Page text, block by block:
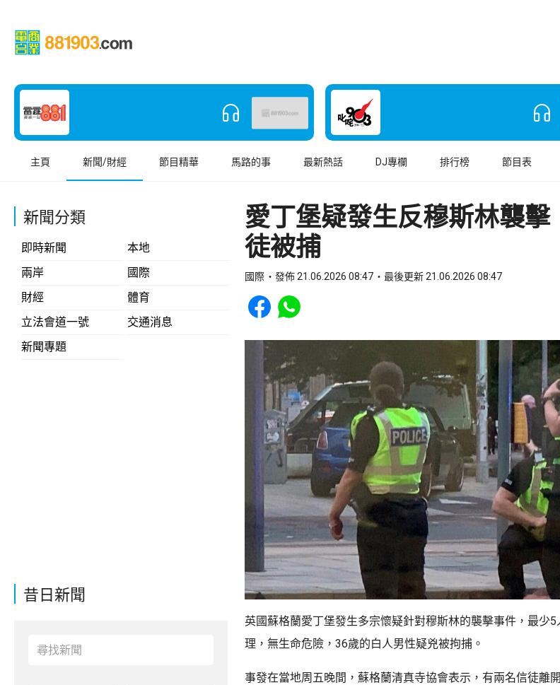
主頁 新聞/財經 節目精華 馬路的事 最新熱話 DJ專欄 排行榜 節目表
新聞分類
即時新聞
本地
兩岸
國際
財經
體育
立法會道一號
交通消息
新聞專題
昔日新聞
愛丁堡疑發生反穆斯林襲
徒被捕
國際 發佈 21.06.2026 08:47 最後更新 21.06.2026 08:47
Share to Facebook
Share to WhatsApp
英國蘇格蘭愛丁堡發生多宗懷疑針對穆斯林的襲擊事件，最少
理，無生命危險，36歲的白人男性疑兇被拘捕。
事發在當地周五晚間，蘇格蘭清真寺協會表示，有兩名信徒離